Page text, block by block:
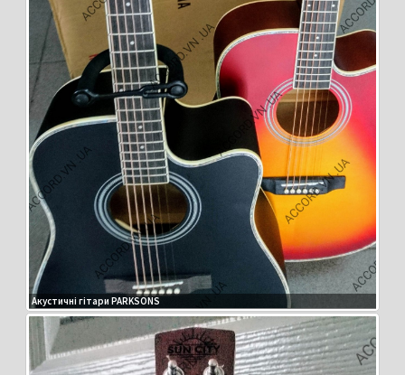
Акустичні гітари PARKSONS